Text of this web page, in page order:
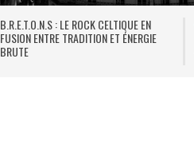
B.R.E.T.O.N.S : LE ROCK CELTIQUE EN
FUSION ENTRE TRADITION ET ÉNERGIE
BRUTE